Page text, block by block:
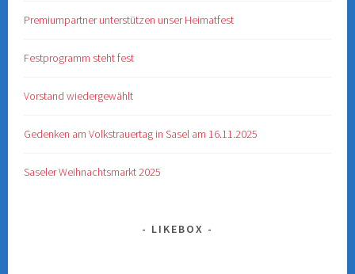
Premiumpartner unterstützen unser Heimatfest
Festprogramm steht fest
Vorstand wiedergewählt
Gedenken am Volkstrauertag in Sasel am 16.11.2025
Saseler Weihnachtsmarkt 2025
LIKEBOX